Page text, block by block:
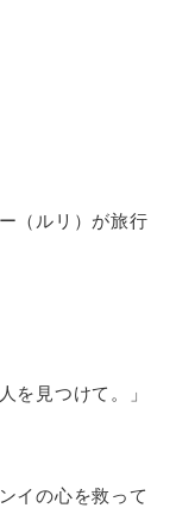
（ルリ）が旅行
を見つけて。」
イの心を救って